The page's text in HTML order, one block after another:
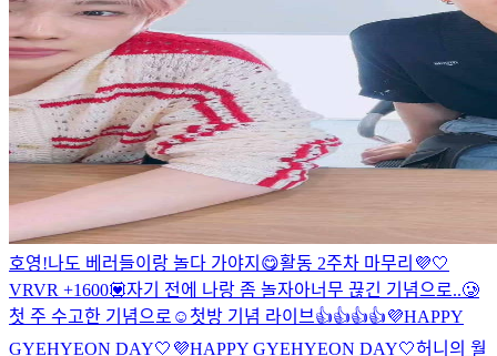
호영!나도 베러들이랑 놀다 가야지😋활동 2주차 마무리💜🤍
VRVR +1600💟자기 전에 나랑 좀 놀자아너무 끊긴 기념으로..🥲
첫 주 수고한 기념으로☺️ 첫방 기념 라이브👍👍👍👍💜HAPPY
GYEHYEON DAY🤍 💜HAPPY GYEHYEON DAY🤍허니의 월